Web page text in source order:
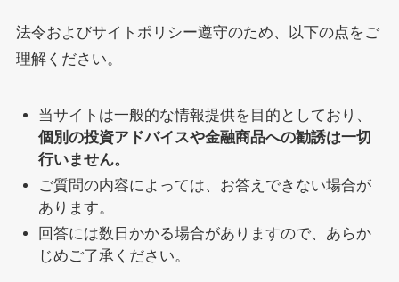
法令およびサイトポリシー遵守のため、以下の点をご
理解ください。
当サイトは一般的な情報提供を目的としており、
個別の投資アドバイスや金融商品への勧誘は一切
行いません。
ご質問の内容によっては、お答えできない場合が
あります。
回答には数日かかる場合がありますので、あらか
じめご了承ください。